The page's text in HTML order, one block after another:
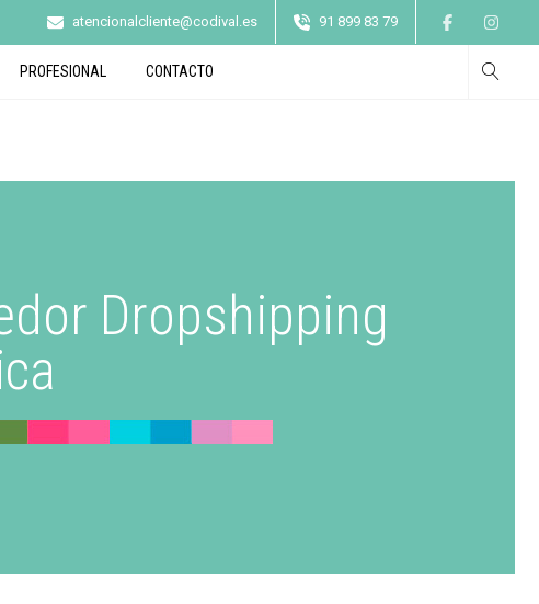
atencionalcliente@codival.es 91 899 83 79
PROFESIONAL CONTACTO
Dropshipping